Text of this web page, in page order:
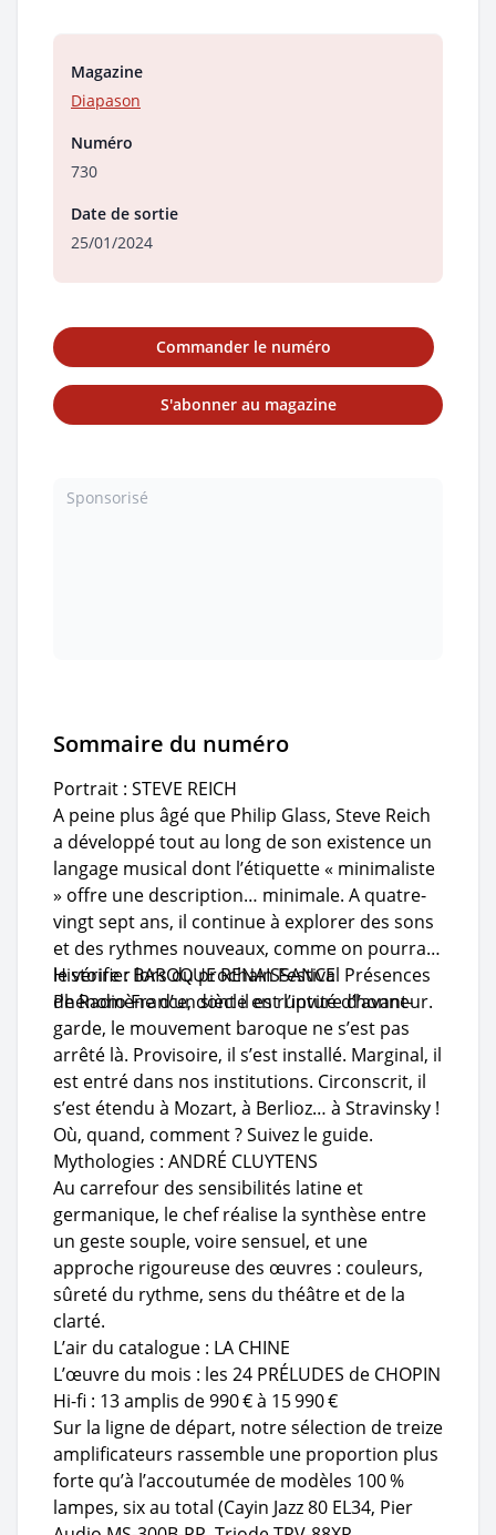
Magazine
Diapason
Numéro
730
Date de sortie
25/01/2024
Commander le numéro
S'abonner au magazine
Sponsorisé
Sommaire du numéro
Portrait : STEVE REICH
A peine plus âgé que Philip Glass, Steve Reich
a développé tout au long de son existence un
langage musical dont l’étiquette « minimaliste
» offre une description… minimale. A quatre-
vingt sept ans, il continue à explorer des sons
et des rythmes nouveaux, comme on pourra
le vérifier lors du prochain Festival Présences
de Radio France, dont il est l’invité d’honneur.
Histoire : BAROQUE RENAISSANCE
Phénomène d’un siècle en rupture d’avant-
garde, le mouvement baroque ne s’est pas
arrêté là. Provisoire, il s’est installé. Marginal, il
est entré dans nos institutions. Circonscrit, il
s’est étendu à Mozart, à Berlioz… à Stravinsky !
Où, quand, comment ? Suivez le guide.
Mythologies : ANDRÉ CLUYTENS
Au carrefour des sensibilités latine et
germanique, le chef réalise la synthèse entre
un geste souple, voire sensuel, et une
approche rigoureuse des œuvres : couleurs,
sûreté du rythme, sens du théâtre et de la
clarté.
L’air du catalogue : LA CHINE
L’œuvre du mois : les 24 PRÉLUDES de CHOPIN
Hi-fi : 13 amplis de 990 € à 15 990 €
Sur la ligne de départ, notre sélection de treize
amplificateurs rassemble une proportion plus
forte qu’à l’accoutumée de modèles 100 %
lampes, six au total (Cayin Jazz 80 EL34, Pier